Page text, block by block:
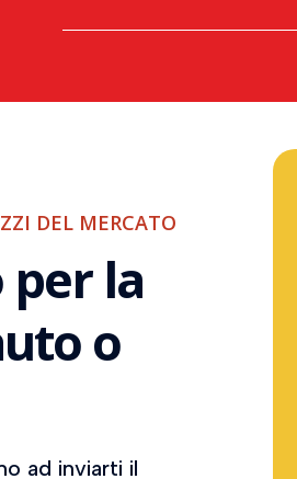
DEL MERCATO
la
o
ad inviarti il